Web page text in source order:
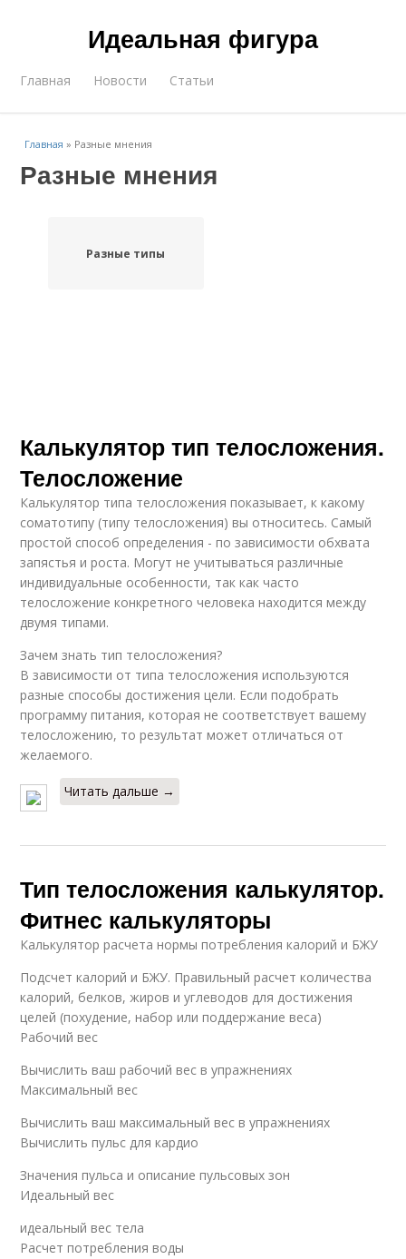
Идеальная фигура
Главная Новости Статьи
Главная » Разные мнения
Разные мнения
Разные типы
Калькулятор тип телосложения.
Телосложение
Калькулятор типа телосложения показывает, к какому
соматотипу (типу телосложения) вы относитесь. Самый
простой способ определения - по зависимости обхвата
запястья и роста. Могут не учитываться различные
индивидуальные особенности, так как часто
телосложение конкретного человека находится между
двумя типами.
Зачем знать тип телосложения?
В зависимости от типа телосложения используются
разные способы достижения цели. Если подобрать
программу питания, которая не соответствует вашему
телосложению, то результат может отличаться от
желаемого.
Читать дальше →
Тип телосложения калькулятор.
Фитнес калькуляторы
Калькулятор расчета нормы потребления калорий и БЖУ
Подсчет калорий и БЖУ. Правильный расчет количества
калорий, белков, жиров и углеводов для достижения
целей (похудение, набор или поддержание веса)
Рабочий вес
Вычислить ваш рабочий вес в упражнениях
Максимальный вес
Вычислить ваш максимальный вес в упражнениях
Вычислить пульс для кардио
Значения пульса и описание пульсовых зон
Идеальный вес
идеальный вес тела
Расчет потребления воды